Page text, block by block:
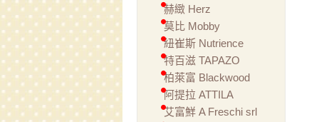
赫緻 Herz
莫比 Mobby
紐崔斯 Nutrience
特百滋 TAPAZO
柏萊富 Blackwood
阿提拉 ATTILA
艾富鮮 A Freschi srl